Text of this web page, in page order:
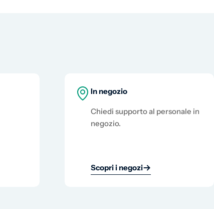
In negozio
Chiedi supporto al personale in
negozio.
Scopri i negozi